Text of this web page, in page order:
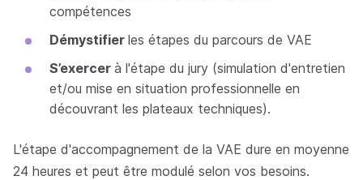
compétences
Démystifier les étapes du parcours de VAE
S’exercer à l'étape du jury (simulation d'entretien
et/ou mise en situation professionnelle en
découvrant les plateaux techniques).
L'étape d'accompagnement de la VAE dure en moyenne
24 heures et peut être modulé selon vos besoins.